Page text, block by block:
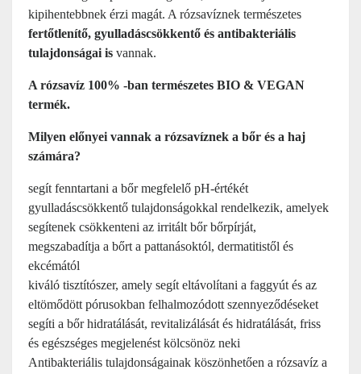
kipihentebbnek érzi magát. A rózsavíznek természetes
fertőtlenítő, gyulladáscsökkentő és antibakteriális
tulajdonságai is vannak.
A rózsavíz 100% -ban természetes BIO & VEGAN
termék.
Milyen előnyei vannak a rózsavíznek a bőr és a haj
számára?
segít fenntartani a bőr megfelelő pH-értékét
gyulladáscsökkentő tulajdonságokkal rendelkezik, amelyek
segítenek csökkenteni az irritált bőr bőrpírját,
megszabadítja a bőrt a pattanásoktól, dermatitistől és
ekcémától
kiváló tisztítószer, amely segít eltávolítani a faggyút és az
eltömődött pórusokban felhalmozódott szennyeződéseket
segíti a bőr hidratálását, revitalizálását és hidratálását, friss
és egészséges megjelenést kölcsönöz neki
Antibakteriális tulajdonságainak köszönhetően a rózsavíz a